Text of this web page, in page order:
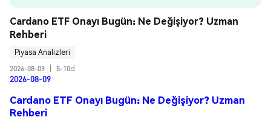
Cardano ETF Onayı Bugün: Ne Değişiyor? Uzman
Rehberi
Piyasa Analizleri
2026-08-09
5-10d
2026-08-09
Cardano ETF Onayı Bugün: Ne Değişiyor? Uzman
Rehberi